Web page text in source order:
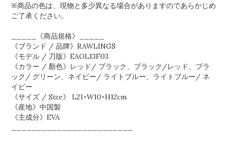
※商品の色は、現物と多少異なる場合がありますのであらかじめ
ご了承ください。
_____《商品規格》_____
《ブランド / 品牌》RAWLINGS
《モデル / 刀版》EAOL13F03
《カラー / 顏色》レッド/ ブラック、ブラック/レッド、ブラ
ック/ グリーン、ネイビー/ ライトブルー、ライトブルー/ ネ
イビー
《サイズ / Size》 L21×W10×H12cm
《産地》中国製
《主成分》EVA